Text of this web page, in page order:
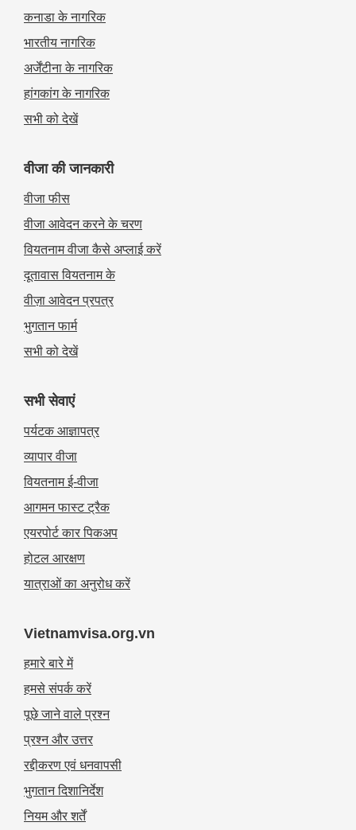
कनाडा के नागरिक
भारतीय नागरिक
अर्जेंटीना के नागरिक
हांगकांग के नागरिक
सभी को देखें
वीजा की जानकारी
वीजा फीस
वीजा आवेदन करने के चरण
वियतनाम वीजा कैसे अप्लाई करें
दूतावास वियतनाम के
वीज़ा आवेदन प्रपत्र
भुगतान फार्म
सभी को देखें
सभी सेवाएं
पर्यटक आज्ञापत्र
व्यापार वीजा
वियतनाम ई-वीजा
आगमन फास्ट ट्रैक
एयरपोर्ट कार पिकअप
होटल आरक्षण
यात्राओं का अनुरोध करें
Vietnamvisa.org.vn
हमारे बारे में
हमसे संपर्क करें
पूछे जाने वाले प्रश्न
प्रश्न और उत्तर
रद्दीकरण एवं धनवापसी
भुगतान दिशानिर्देश
नियम और शर्तें